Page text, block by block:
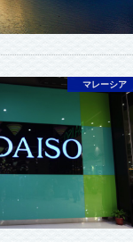
マレーシア